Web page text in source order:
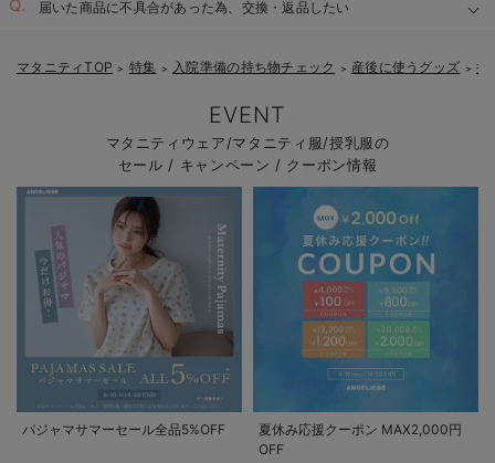
届いた商品に不具合があった為、交換・返品したい
マタニティTOP ＞ 特集 ＞ 入院準備の持ち物チェック ＞ 産後に使うグッズ ＞ 授
EVENT
マタニティウェア/マタニティ服/授乳服の
セール / キャンペーン / クーポン情報
パジャマサマーセール全品5%OFF
夏休み応援クーポン MAX2,000円
OFF